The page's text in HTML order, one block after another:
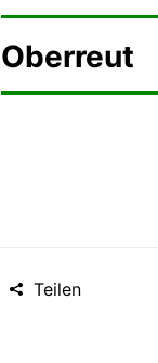
Oberreut
Teilen